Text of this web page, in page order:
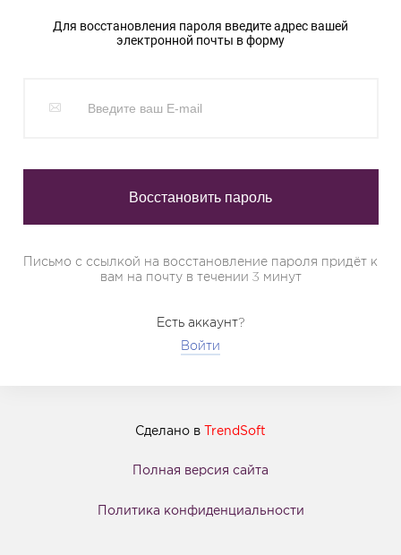
Для восстановления пароля введите адрес вашей
электронной почты в форму
Письмо с ссылкой на восстановление пароля придёт к
вам на почту в течении 3 минут
Есть аккаунт?
Войти
Сделано в TrendSoft
Полная версия сайта
Политика конфиденциальности